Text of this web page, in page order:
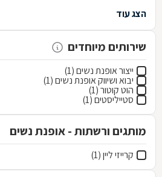
הצג עוד
שירותים מיוחדים
ייצור אופנת נשים (1)
יבוא ושיווק אופנת נשים (1)
הוט קוטור (1)
סטייליסטים (1)
מותגים ורשתות - אופנת נשים
קרייזי ליין (1)